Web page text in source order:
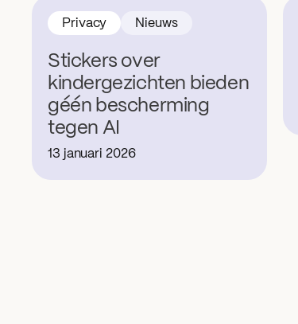
Stickers over
kindergezichten bieden
géén bescherming
tegen AI
Privacy Nieuws
13 januari 2026